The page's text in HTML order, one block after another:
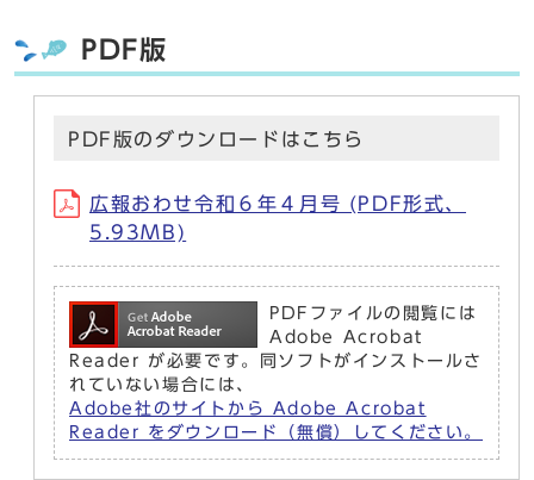
PDF版
PDF版のダウンロードはこちら
広報おわせ令和６年４月号 (PDF形式、
5.93MB)
PDFファイルの閲覧には
Adobe Acrobat
Reader が必要です。同ソフトがインストールさ
れていない場合には、
Adobe社のサイトから Adobe Acrobat
Reader をダウンロード（無償）してください。